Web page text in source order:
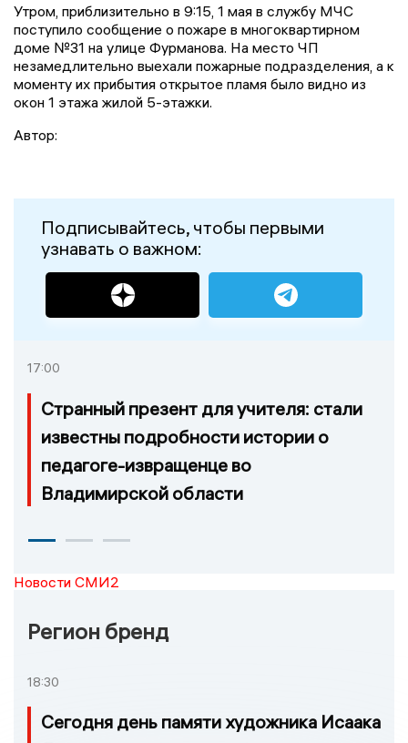
Утром, приблизительно в 9:15, 1 мая в службу МЧС
поступило сообщение о пожаре в многоквартирном
доме №31 на улице Фурманова. На место ЧП
незамедлительно выехали пожарные подразделения, а к
моменту их прибытия открытое пламя было видно из
окон 1 этажа жилой 5-этажки.
Автор:
Подписывайтесь, чтобы первыми
узнавать о важном:
17:00
Странный презент для учителя: стали
известны подробности истории о
педагоге-извращенце во
Владимирской области
Новости СМИ2
Регион бренд
18:30
Сегодня день памяти художника Исаака